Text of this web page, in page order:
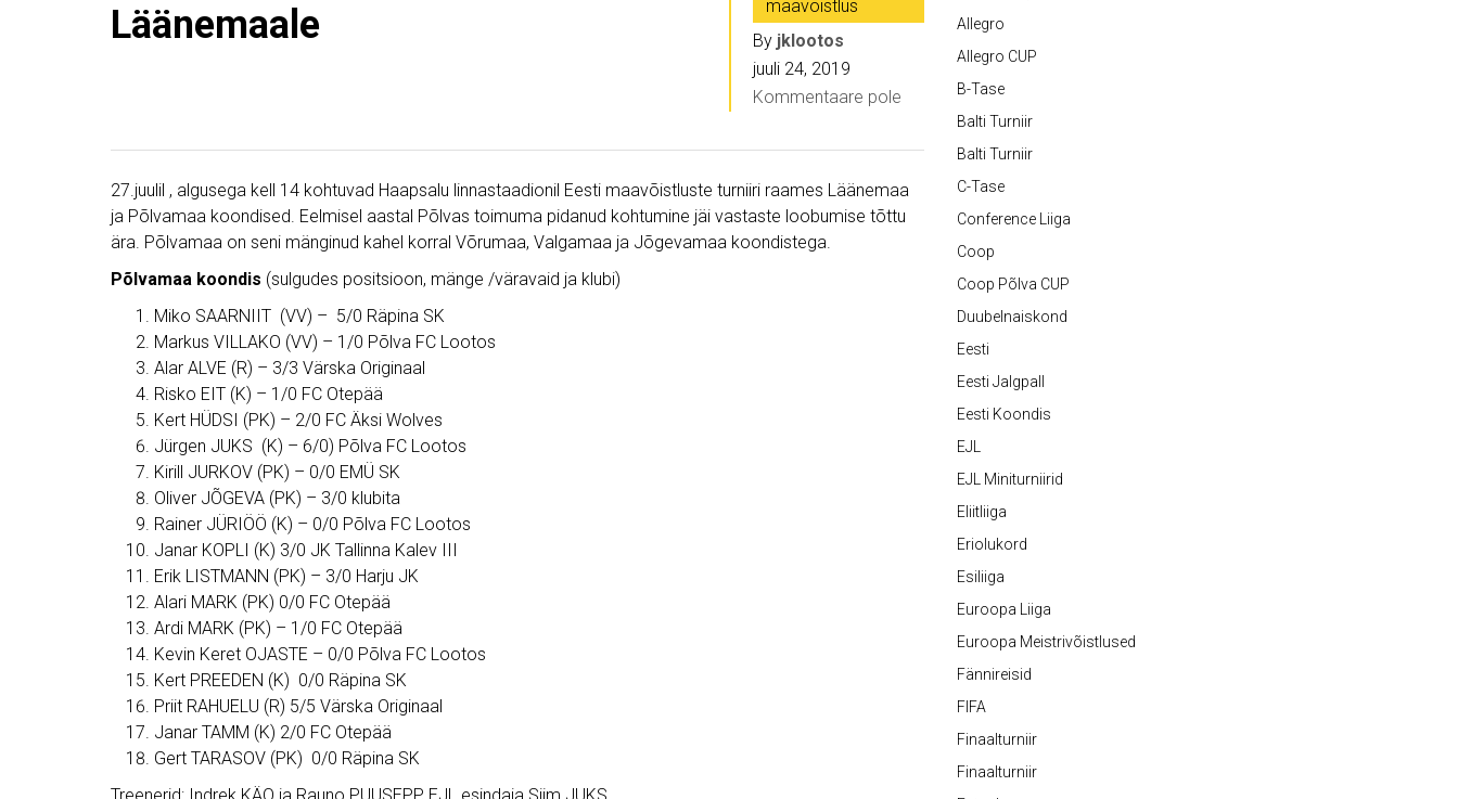
Läänemaale
maavõistlus
By jklootos
juuli 24, 2019
Kommentaare pole
27.juulil , algusega kell 14 kohtuvad Haapsalu linnastaadionil Eesti maavõistluste turniiri raames Läänemaa
ja Põlvamaa koondised. Eelmisel aastal Põlvas toimuma pidanud kohtumine jäi vastaste loobumise tõttu
ära. Põlvamaa on seni mänginud kahel korral Võrumaa, Valgamaa ja Jõgevamaa koondistega.
Põlvamaa koondis (sulgudes positsioon, mänge /väravaid ja klubi)
Miko SAARNIIT (VV) – 5/0 Räpina SK
Markus VILLAKO (VV) – 1/0 Põlva FC Lootos
Alar ALVE (R) – 3/3 Värska Originaal
Risko EIT (K) – 1/0 FC Otepää
Kert HÜDSI (PK) – 2/0 FC Äksi Wolves
Jürgen JUKS (K) – 6/0) Põlva FC Lootos
Kirill JURKOV (PK) – 0/0 EMÜ SK
Oliver JÕGEVA (PK) – 3/0 klubita
Rainer JÜRIÖÖ (K) – 0/0 Põlva FC Lootos
Janar KOPLI (K) 3/0 JK Tallinna Kalev III
Erik LISTMANN (PK) – 3/0 Harju JK
Alari MARK (PK) 0/0 FC Otepää
Ardi MARK (PK) – 1/0 FC Otepää
Kevin Keret OJASTE – 0/0 Põlva FC Lootos
Kert PREEDEN (K) 0/0 Räpina SK
Priit RAHUELU (R) 5/5 Värska Originaal
Janar TAMM (K) 2/0 FC Otepää
Gert TARASOV (PK) 0/0 Räpina SK
Allegro
Allegro CUP
B-Tase
Balti Turniir
Balti Turniir
C-Tase
Conference Liiga
Coop
Coop Põlva CUP
Duubelnaiskond
Eesti
Eesti Jalgpall
Eesti Koondis
EJL
EJL Miniturniirid
Eliitliiga
Eriolukord
Esiliiga
Euroopa Liiga
Euroopa Meistrivõistlused
Fännireisid
FIFA
Finaalturniir
Finaalturniir